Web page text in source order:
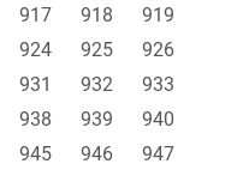
917 918
919
924 925
926
931 932
933
938 939
940
945 946
947